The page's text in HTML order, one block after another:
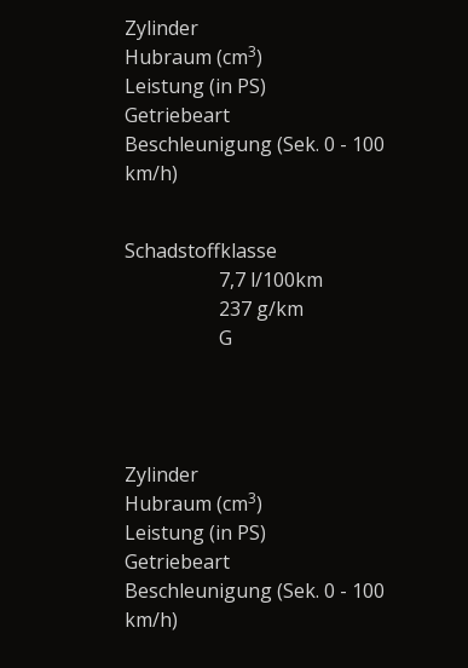
Zylinder
Hubraum (cm3)
Leistung (in PS)
Getriebeart
Beschleunigung (Sek. 0 - 100
km/h)
Schadstoffklasse
7,7 l/100km
237 g/km
G
Zylinder
Hubraum (cm3)
Leistung (in PS)
Getriebeart
Beschleunigung (Sek. 0 - 100
km/h)